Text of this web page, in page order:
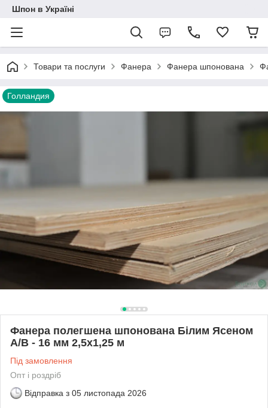
Шпон в Україні
Товари та послуги Фанера Фанера шпонована
Голландия
Фанера полегшена шпонована Білим Ясеном
А/В - 16 мм 2,5х1,25 м
Під замовлення
Опт і роздріб
Відправка з 05 листопада 2026